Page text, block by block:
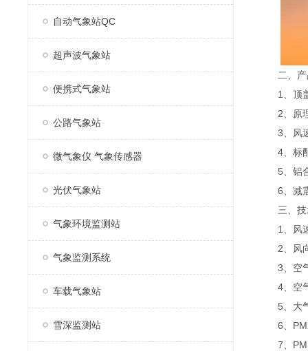
自动气象站QC
超声波气象站
便携式气象站
公路气象站
微气象仪 气象传感器
光伏气象站
气象环境监测站
气象监测系统
车载气象站
雪深监测站
二、产
1、顶盖
2、原理
3、风速
4、标配
5、铝合
6、减震
三、技
1、风速
2、风向
3、空气
4、空气
5、大气
6、
7、